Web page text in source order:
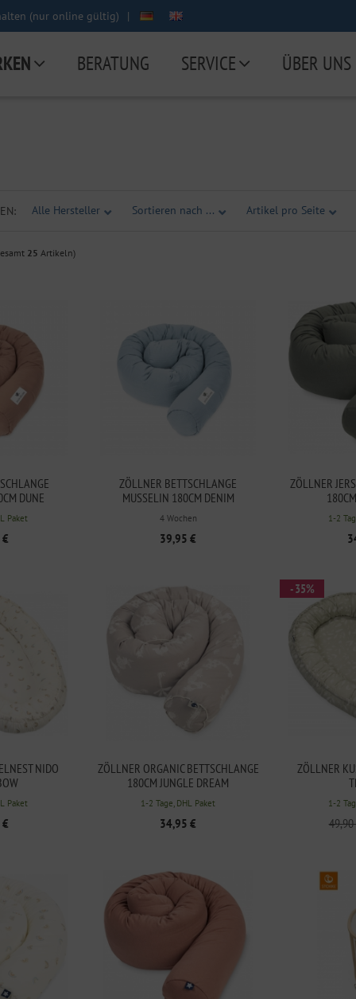
(nur online gültig) |
BERATUNG SERVICE ÜBER UNS
Alle Hersteller Sortieren nach ... Artikel pro Seite
25 Artikeln)
DUNE
Paket
ZÖLLNER BETTSCHLANGE
MUSSELIN 180CM DENIM
4 Wochen
39,95 €
ZÖLLNER
1-2
NIDO
Paket
ZÖLLNER ORGANIC BETTSCHLANGE
180CM JUNGLE DREAM
1-2 Tage, DHL Paket
34,95 €
ZÖLLNER
1-2
49,90
- 35%